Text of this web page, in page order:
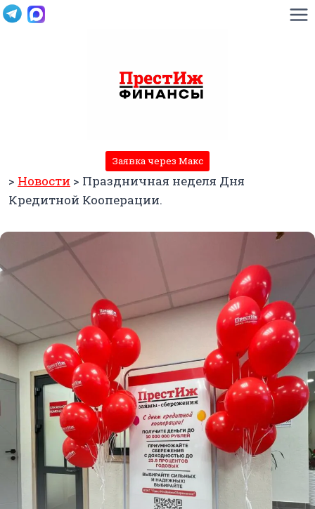
Перейти
Заявка через Макс
> Новости > Праздничная неделя Дня
Кредитной Кооперации.